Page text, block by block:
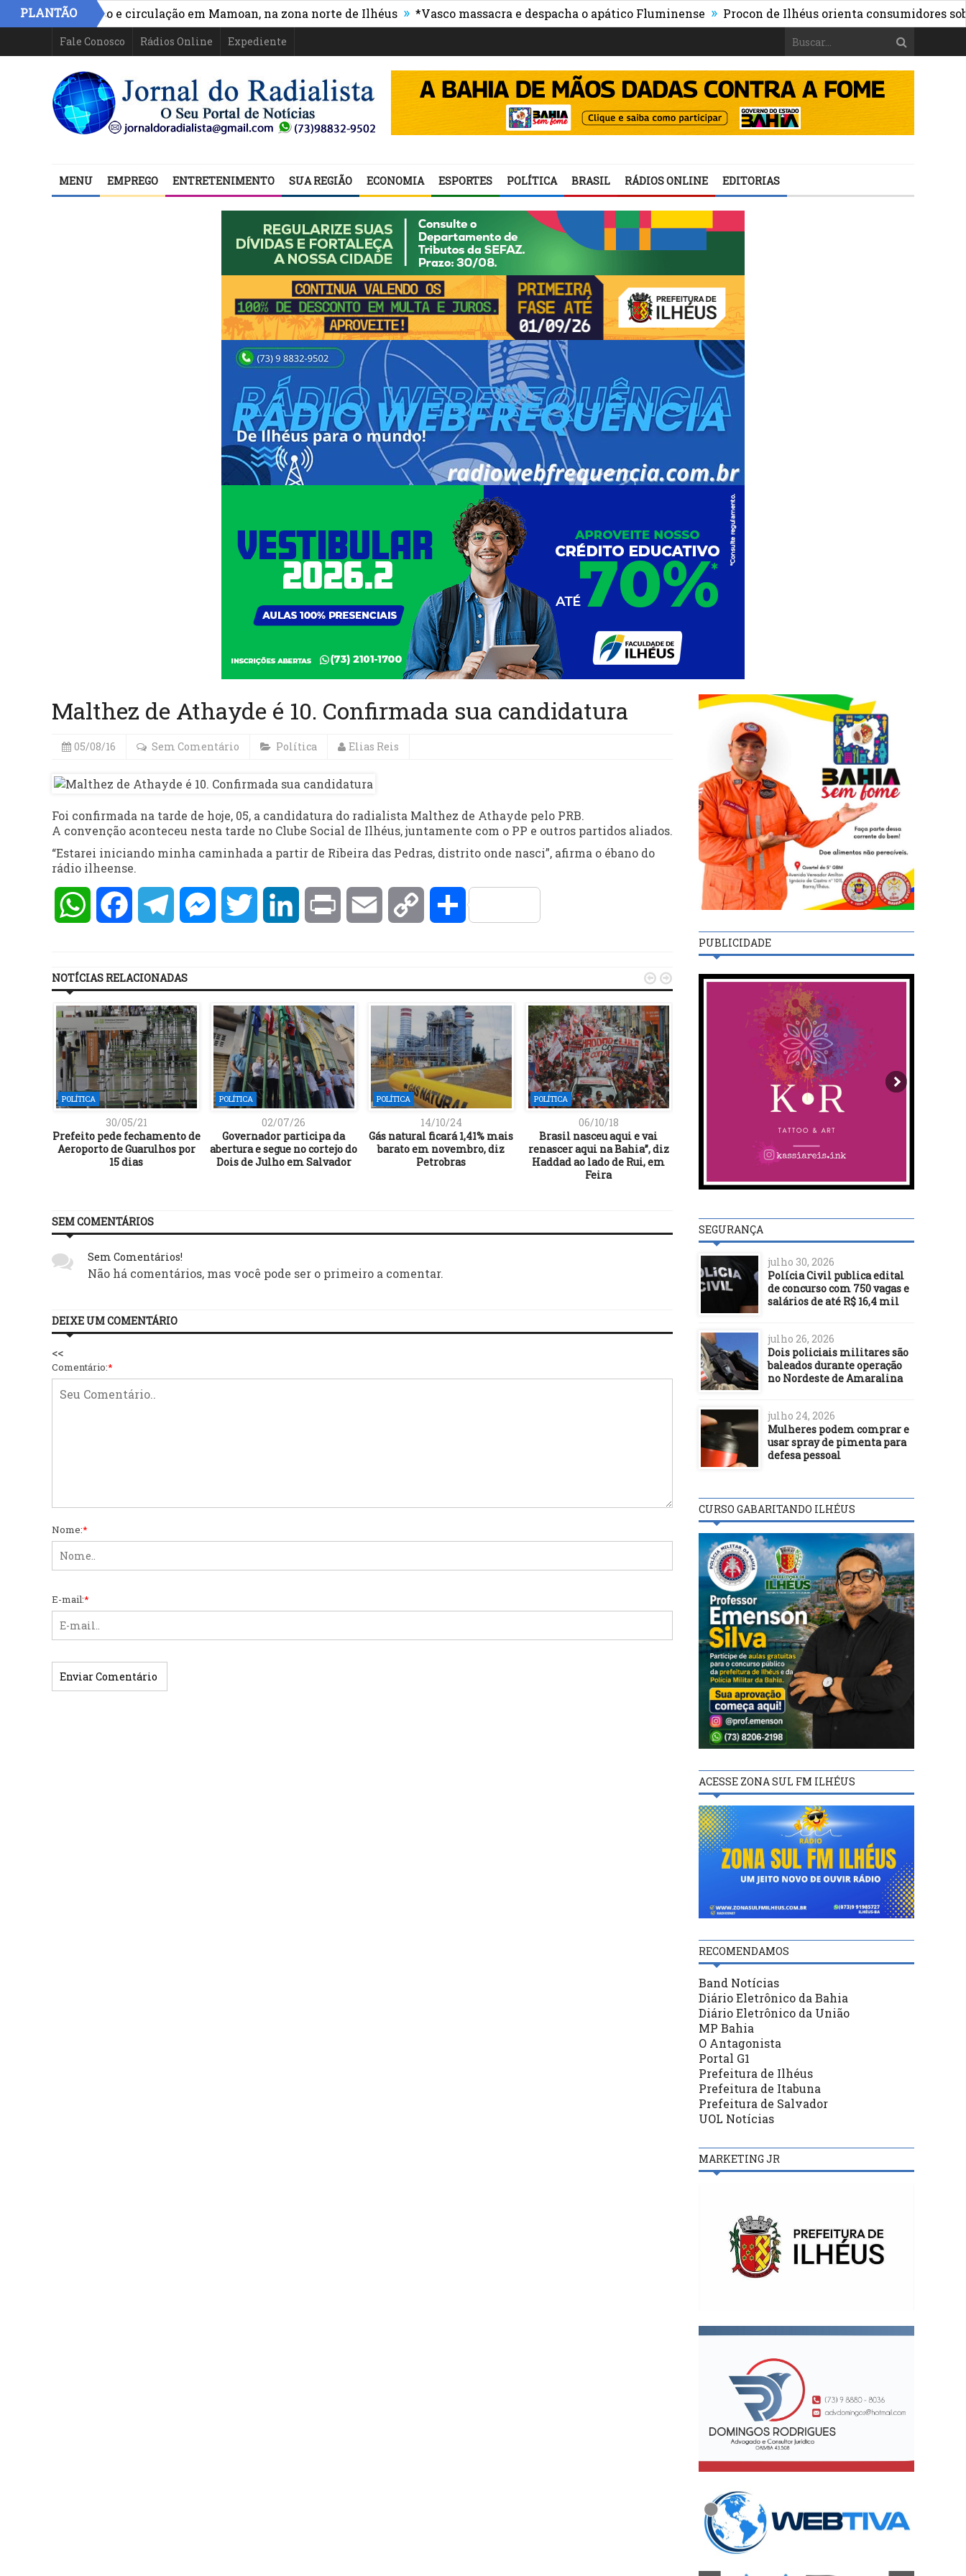
PLANTÃO
acesso e circulação em Mamoan, na zona norte de Ilhéus » *Vasco massacra e despacha o apático Fluminense » Procon de Ilhéus orienta consumidores sobre os
Fale Conosco Rádios Online Expediente
MENU EMPREGO ENTRETENIMENTO SUA REGIÃO ECONOMIA ESPORTES POLÍTICA BRASIL RÁDIOS ONLINE EDITORIAS
Malthez de Athayde é 10. Confirmada sua candidatura
05/08/16 Sem Comentário Política Elias Reis
Foi confirmada na tarde de hoje, 05, a candidatura do radialista Malthez de Athayde pelo PRB.
A convenção aconteceu nesta tarde no Clube Social de Ilhéus, juntamente com o PP e outros partidos aliados.
“Estarei iniciando minha caminhada a partir de Ribeira das Pedras, distrito onde nasci”, afirma o ébano do
rádio ilheense.
WhatsAppFacebookTelegramMessengerTwitter LinkedInPrint Email Copy Compartilhar
NOTÍCIAS RELACIONADAS
POLÍTICA
30/05/21
Prefeito pede fechamento de
Aeroporto de Guarulhos por
15 dias
POLÍTICA
02/07/26
Governador participa da
abertura e segue no cortejo do
Dois de Julho em Salvador
POLÍTICA
14/10/24
Gás natural ficará 1,41% mais
barato em novembro, diz
Petrobras
POLÍTICA
06/10/18
Brasil nasceu aqui e vai
renascer aqui na Bahia”, diz
Haddad ao lado de Rui, em
Feira
STF derruba regra do TST
com punição para férias
pagas em atraso
POLÍTICA
26/06/15
Vereador Lukas Paiva
construção de nova
 
SEM COMENTÁRIOS
Sem Comentários!
Não há comentários, mas você pode ser o primeiro a comentar.
DEIXE UM COMENTÁRIO
<<
Comentário:*
Nome:*
E-mail:*
PUBLICIDADE
SEGURANÇA
julho 30, 2026
Polícia Civil publica edital
de concurso com 750 vagas e
salários de até R$ 16,4 mil
julho 26, 2026
Dois policiais militares são
baleados durante operação
no Nordeste de Amaralina
julho 24, 2026
Mulheres podem comprar e
usar spray de pimenta para
defesa pessoal
CURSO GABARITANDO ILHÉUS
ACESSE ZONA SUL FM ILHÉUS
RECOMENDAMOS
Band Notícias
Diário Eletrônico da Bahia
Diário Eletrônico da União
MP Bahia
O Antagonista
Portal G1
Prefeitura de Ilhéus
Prefeitura de Itabuna
Prefeitura de Salvador
UOL Notícias
MARKETING JR